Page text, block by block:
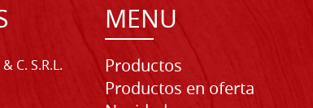
C. S.R.L.
MENU
Productos
Productos en oferta